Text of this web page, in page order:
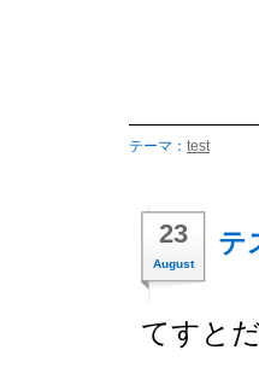
テーマ： test
テ
23
August
てすと